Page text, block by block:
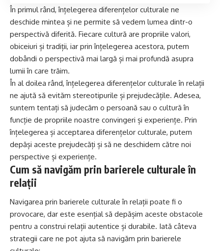
În primul rând, înțelegerea diferențelor culturale ne
deschide mintea și ne permite să vedem lumea dintr-o
perspectivă diferită. Fiecare cultură are propriile valori,
obiceiuri și tradiții, iar prin înțelegerea acestora, putem
dobândi o perspectivă mai largă și mai profundă asupra
lumii în care trăim.
În al doilea rând, înțelegerea diferențelor culturale în relații
ne ajută să evităm stereotipurile și prejudecățile. Adesea,
suntem tentați să judecăm o persoană sau o cultură în
funcție de propriile noastre convingeri și experiențe. Prin
înțelegerea și acceptarea diferențelor culturale, putem
depăși aceste prejudecăți și să ne deschidem către noi
perspective și experiențe.
Cum să navigăm prin barierele culturale în
relații
Navigarea prin barierele culturale în relații poate fi o
provocare, dar este esențial să depășim aceste obstacole
pentru a construi relații autentice și durabile. Iată câteva
strategii care ne pot ajuta să navigăm prin barierele